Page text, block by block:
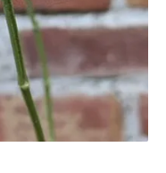
牠的眼神透露出一種
正安穩地睡在枝條
、聲音和動靜都太大
影啊！小茶斑蛇瞥了